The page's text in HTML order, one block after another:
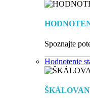
Spoznajte
Hodnotenie